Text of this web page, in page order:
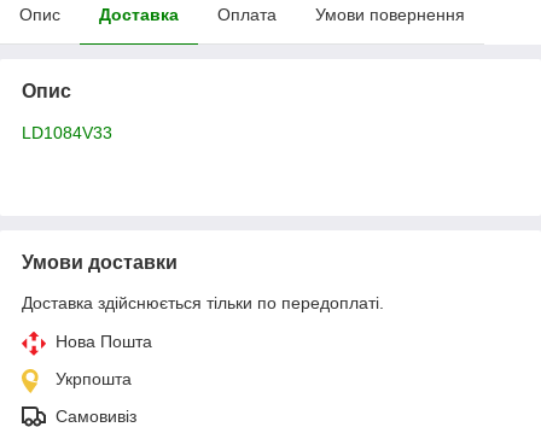
Опис Доставка Оплата Умови повернення
Опис
LD1084V33
Умови доставки
Доставка здійснюється тільки по передоплаті.
Нова Пошта
Укрпошта
Самовивіз